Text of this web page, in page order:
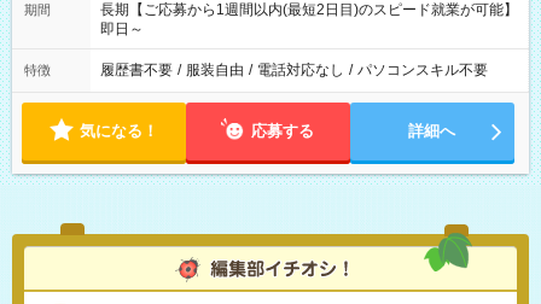
期間
長期【ご応募から1週間以内(最短2日目)のスピード就業が可能】
即日～
特徴 履歴書不要 / 服装自由 / 電話対応なし / パソコンスキル不要
気になる！ 応募する 詳細へ